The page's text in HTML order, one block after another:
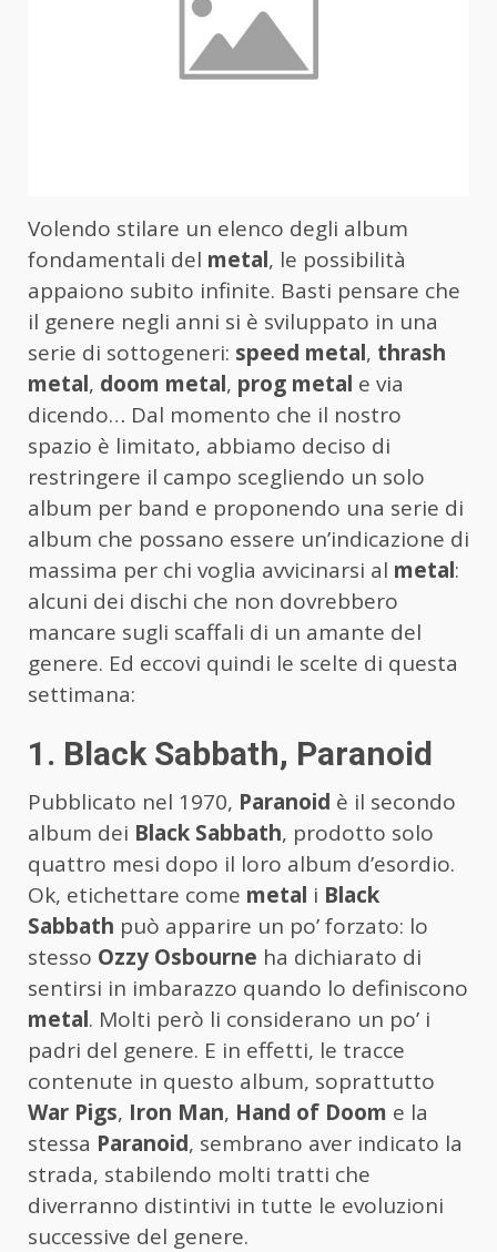
Volendo stilare un elenco degli album
fondamentali del metal, le possibilità
appaiono subito infinite. Basti pensare che
il genere negli anni si è sviluppato in una
serie di sottogeneri: speed metal, thrash
metal, doom metal, prog metal e via
dicendo… Dal momento che il nostro
spazio è limitato, abbiamo deciso di
restringere il campo scegliendo un solo
album per band e proponendo una serie di
album che possano essere un’indicazione di
massima per chi voglia avvicinarsi al metal:
alcuni dei dischi che non dovrebbero
mancare sugli scaffali di un amante del
genere. Ed eccovi quindi le scelte di questa
settimana:
1. Black Sabbath, Paranoid
Pubblicato nel 1970, Paranoid è il secondo
album dei Black Sabbath, prodotto solo
quattro mesi dopo il loro album d’esordio.
Ok, etichettare come metal i Black
Sabbath può apparire un po’ forzato: lo
stesso Ozzy Osbourne ha dichiarato di
sentirsi in imbarazzo quando lo definiscono
metal. Molti però li considerano un po’ i
padri del genere. E in effetti, le tracce
contenute in questo album, soprattutto
War Pigs, Iron Man, Hand of Doom e la
stessa Paranoid, sembrano aver indicato la
strada, stabilendo molti tratti che
diverranno distintivi in tutte le evoluzioni
successive del genere.